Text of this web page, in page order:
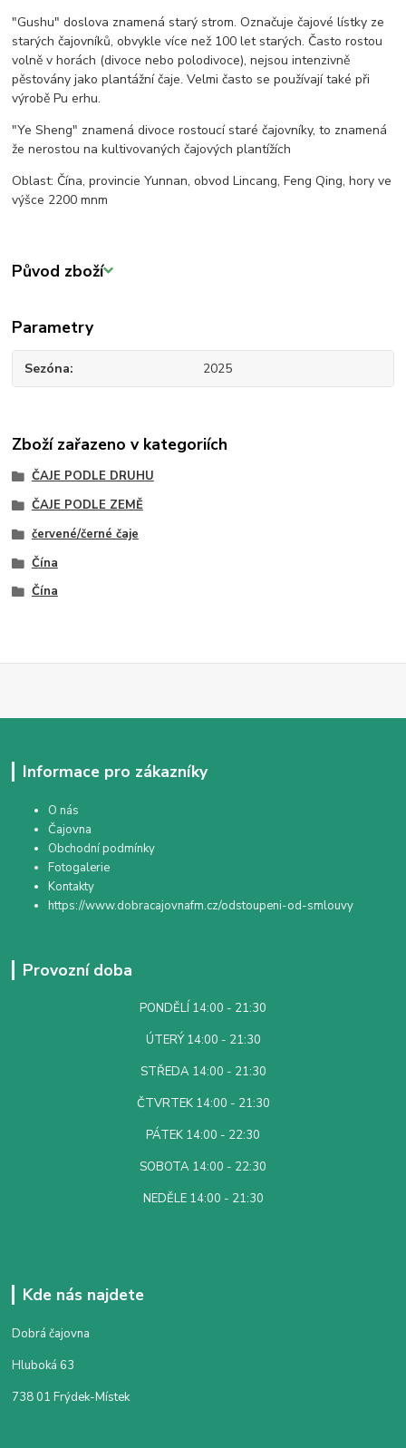
"Gushu" doslova znamená starý strom. Označuje čajové lístky ze
starých čajovníků, obvykle více než 100 let starých. Často rostou
volně v horách (divoce nebo polodivoce), nejsou intenzivně
pěstovány jako plantážní čaje. Velmi často se používají také při
výrobě Pu erhu.
"Ye Sheng" znamená divoce rostoucí staré čajovníky, to znamená
že nerostou na kultivovaných čajových plantížích
Oblast: Čína, provincie Yunnan, obvod Lincang, Feng Qing, hory ve
výšce 2200 mnm
Původ zboží
Parametry
Sezóna 2025
Zboží zařazeno v kategoriích
ČAJE PODLE DRUHU
ČAJE PODLE ZEMĚ
červené/černé čaje
Čína
Čína
Informace pro zákazníky
O nás
Čajovna
Obchodní podmínky
Fotogalerie
Kontakty
https://www.dobracajovnafm.cz/odstoupeni-od-smlouvy
Provozní doba
PONDĚLÍ 14:00 - 21:30
ÚTERÝ 14:00 - 21:30
STŘEDA 14:00 - 21:30
ČTVRTEK 14:00 - 21:30
PÁTEK 14:00 - 22:30
SOBOTA 14:00 - 22:30
NEDĚLE 14:00 - 21:30
Kde nás najdete
Dobrá čajovna
Hluboká 63
738 01 Frýdek-Místek